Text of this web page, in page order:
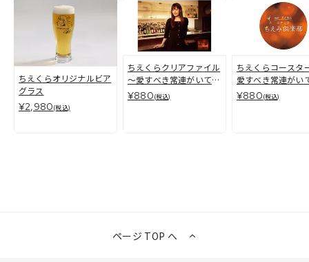
ちえくらオリジナルビア
グラス
¥2,980(税込)
ちえくらクリアファイル
～愛すべき常連がいてve
r～
¥880(税込)
ちえくらコースタ
愛すべき常連がい
～
¥880(税込)
ページ TOP へ